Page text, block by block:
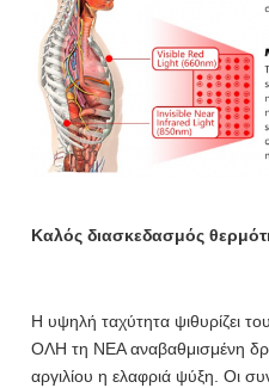
Καλός διασκεδασμός
Η υψηλή ταχύτητα ψιθυρίζει
ΟΛΗ τη ΝΕΑ αναβαθμισμένη
αργιλίου η ελαφριά ψύξη. Οι